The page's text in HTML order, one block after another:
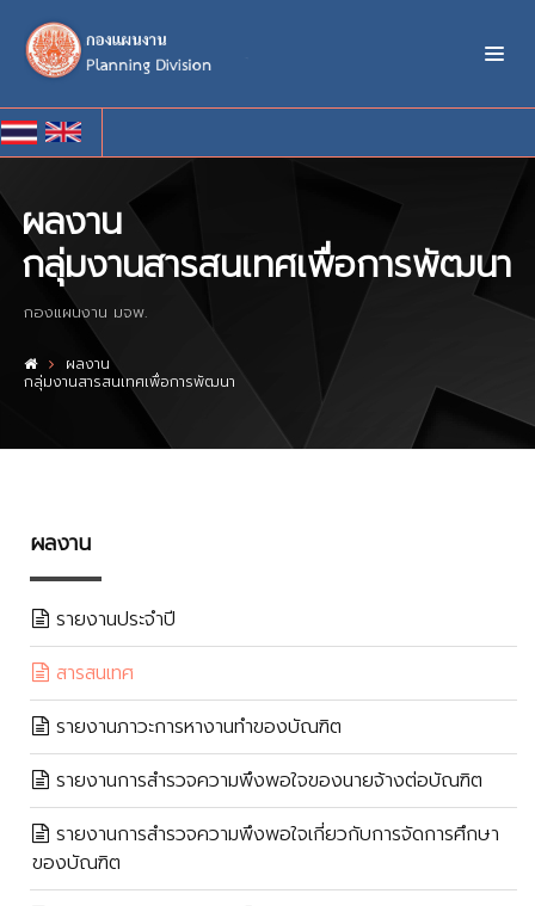
ผลงาน
กลุ่มงานสารสนเทศเพื่อการพัฒนา
กองแผนงาน มจพ.
ผลงาน
กลุ่มงานสารสนเทศเพื่อการพัฒนา
ผลงาน
รายงานประจำปี
สารสนเทศ
รายงานภาวะการหางานทำของบัณฑิต
รายงานการสำรวจความพึงพอใจของนายจ้างต่อบัณฑิต
รายงานการสำรวจความพึงพอใจเกี่ยวกับการจัดการศึกษา
ของบัณฑิต